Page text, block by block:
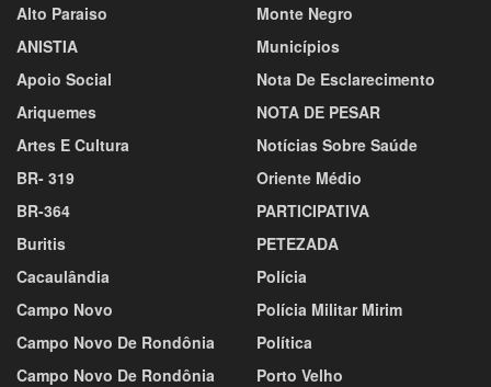
Alto Paraiso
ANISTIA
Apoio Social
Ariquemes
Artes E Cultura
BR- 319
BR-364
Buritis
Cacaulândia
Campo Novo
Campo Novo De Rondônia
Campo Novo De Rondônia
Monte Negro
Municípios
Nota De Esclarecimento
NOTA DE PESAR
Notícias Sobre Saúde
Oriente Médio
PARTICIPATIVA
PETEZADA
Polícia
Polícia Militar Mirim
Política
Porto Velho